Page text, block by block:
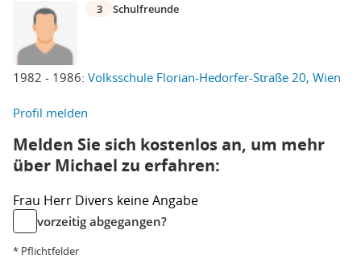
1982 - 1986: Volksschule Florian-Hedorfer-Straße 20, Wien
3 Schulfreunde
Profil melden
Melden Sie sich kostenlos an, um mehr
über Michael zu erfahren:
Frau Herr Divers keine Angabe
vorzeitig abgegangen?
* Pflichtfelder